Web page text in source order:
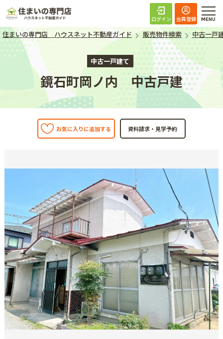
住まいの専門店 ハ
ログイン 会員登録
住まいの専門店 ハウスネット不動産ガイド 販売物件検索 中古一戸
中古一戸建て
鏡石町岡ノ内 中古戸建
お気に入りに追加する